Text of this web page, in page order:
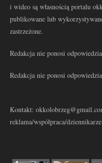
i wideo są własnością portalu
publikowane lub
zastrzeżone.
Redakcja nie ponosi
Redakcja nie ponosi
Kontakt:
reklama/współpraca/